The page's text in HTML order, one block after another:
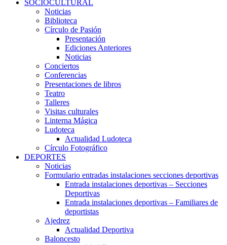
SOCIOCULTURAL
Noticias
Biblioteca
Círculo de Pasión
Presentación
Ediciones Anteriores
Noticias
Conciertos
Conferencias
Presentaciones de libros
Teatro
Talleres
Visitas culturales
Linterna Mágica
Ludoteca
Actualidad Ludoteca
Círculo Fotográfico
DEPORTES
Noticias
Formulario entradas instalaciones secciones deportivas
Entrada instalaciones deportivas – Secciones
Deportivas
Entrada instalaciones deportivas – Familiares de
deportistas
Ajedrez
Actualidad Deportiva
Baloncesto